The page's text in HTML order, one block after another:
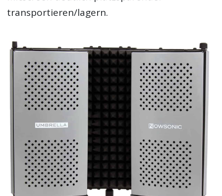
transportieren/lagern.